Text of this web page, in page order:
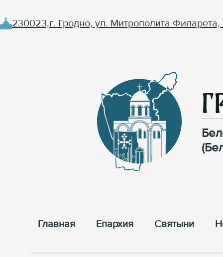
230023,г. Гродно, ул. Митрополита Филарета,
Главная Епархия Cвятыни